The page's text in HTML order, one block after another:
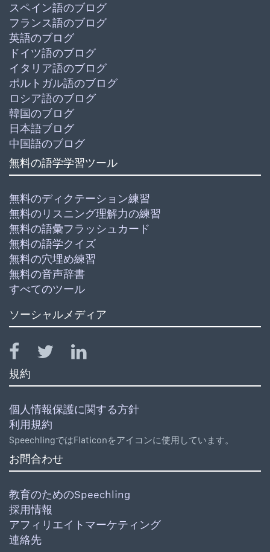
スペイン語のブログ
フランス語のブログ
英語のブログ
ドイツ語のブログ
イタリア語のブログ
ポルトガル語のブログ
ロシア語のブログ
韓国のブログ
日本語ブログ
中国語のブログ
無料の語学学習ツール
無料のディクテーション練習
無料のリスニング理解力の練習
無料の語彙フラッシュカード
無料の語学クイズ
無料の穴埋め練習
無料の音声辞書
すべてのツール
ソーシャルメディア
規約
個人情報保護に関する方針
利用規約
SpeechlingではFlaticonをアイコンに使用しています。
お問合わせ
教育のためのSpeechling
採用情報
アフィリエイトマーケティング
連絡先